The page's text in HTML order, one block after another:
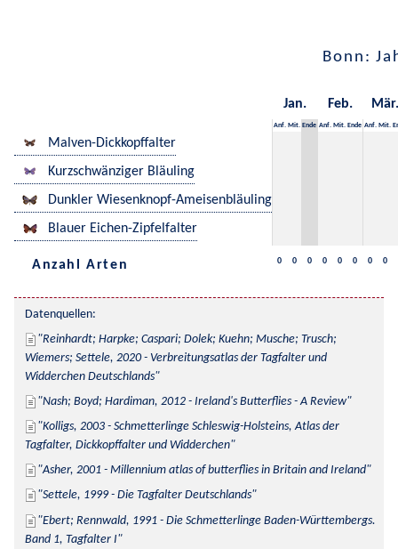
Bonn:
Jan. Feb. Mär.
Anf. Mit. Ende Anf. Mit. Ende Anf. Mit.
Malven-Dickkopffalter
Kurzschwänziger Bläuling
Dunkler Wiesenknopf-Ameisenbläuling
Blauer Eichen-Zipfelfalter
Anzahl Arten 0 0 0 0 0 0 0 0
Datenquellen:
Reinhardt; Harpke; Caspari; Dolek; Kuehn; Musche; Trusch;
Wiemers; Settele, 2020 - Verbreitungsatlas der Tagfalter und
Widderchen Deutschlands
Nash; Boyd; Hardiman, 2012 - Ireland's Butterflies - A Review
Kolligs, 2003 - Schmetterlinge Schleswig-Holsteins, Atlas der
Tagfalter, Dickkopffalter und Widderchen
Asher, 2001 - Millennium atlas of butterflies in Britain and Ireland
Settele, 1999 - Die Tagfalter Deutschlands
Ebert; Rennwald, 1991 - Die Schmetterlinge Baden-Württembergs.
Band 1, Tagfalter I